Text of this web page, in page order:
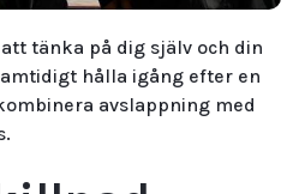
tänka på dig själv och din
hålla igång efter en
avslappning med